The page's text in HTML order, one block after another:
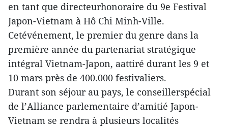
en tant que directeurhonoraire du 9e Festival
Japon-Vietnam à Hô Chi Minh-Ville.
Cetévénement, le premier du genre dans la
première année du partenariat stratégique
intégral Vietnam-Japon, aattiré durant les 9 et
10 mars près de 400.000 festivaliers.
Durant son séjour au pays, le conseillerspécial
de l’Alliance parlementaire d’amitié Japon-
Vietnam se rendra à plusieurs localités